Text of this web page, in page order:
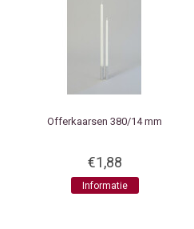
Offerkaarsen 380/14 mm
€1,88
Informatie